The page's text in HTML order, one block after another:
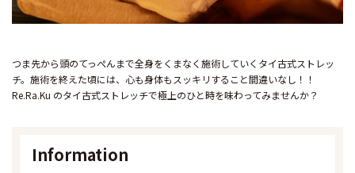
つま先から頭のてっぺんまで全身をくまなく施術していくタイ古式ストレッ
チ。施術を終えた頃には、心も身体もスッキリすること間違いなし！！
Re.Ra.Ku のタイ古式ストレッチで極上のひと時を味わってみませんか？
Information